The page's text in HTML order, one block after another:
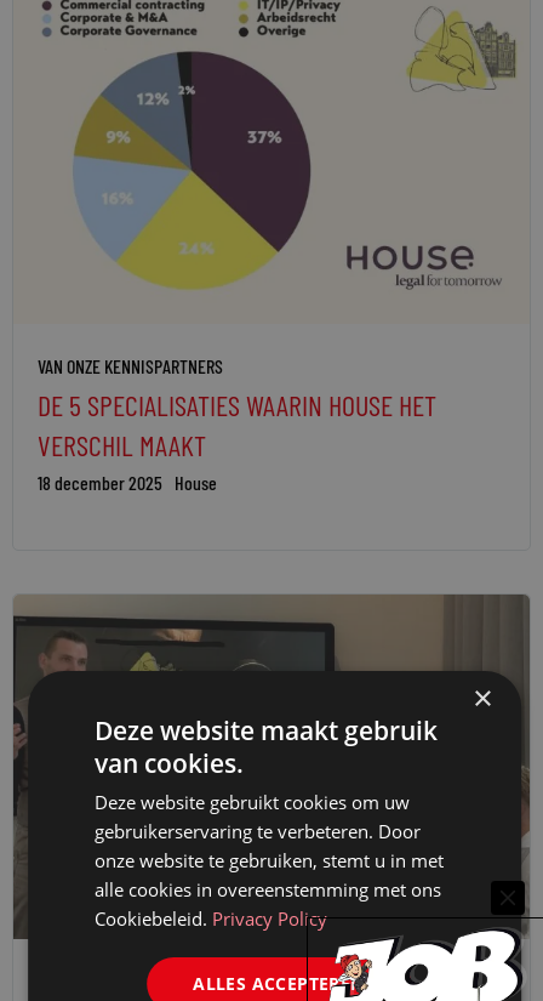
VAN ONZE KENNISPARTNERS
DE 5 SPECIALISATIES WAARIN HOUSE HET
VERSCHIL MAAKT
18 december 2025 House
VAN ONZE KENNISPARTNERS
×
Deze website maakt gebruik
van cookies.
Deze website gebruikt cookies om uw
gebruikerservaring te verbeteren. Door
onze website te gebruiken, stemt u in met
alle cookies in overeenstemming met ons
Cookiebeleid. Privacy Policy
ALLES ACCEPTEREN